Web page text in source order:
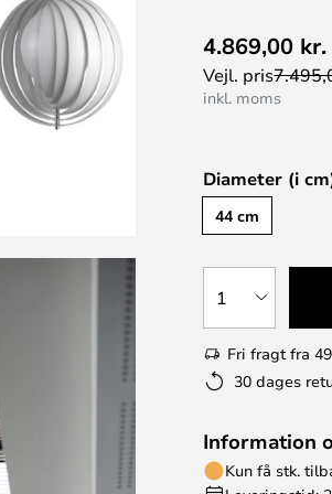
4.869,00 kr.
Vejl. pris
inkl. moms
Diameter (i
44 cm
1
Fri fragt fra
30 dages
Information
Kun få stk.